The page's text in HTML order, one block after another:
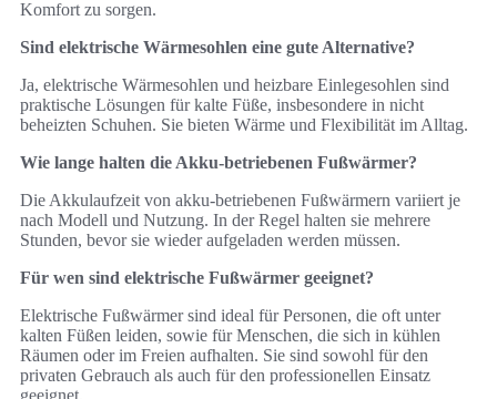
Komfort zu sorgen.
Sind elektrische Wärmesohlen eine gute Alternative?
Ja, elektrische Wärmesohlen und heizbare Einlegesohlen sind
praktische Lösungen für kalte Füße, insbesondere in nicht
beheizten Schuhen. Sie bieten Wärme und Flexibilität im Alltag.
Wie lange halten die Akku-betriebenen Fußwärmer?
Die Akkulaufzeit von akku-betriebenen Fußwärmern variiert je
nach Modell und Nutzung. In der Regel halten sie mehrere
Stunden, bevor sie wieder aufgeladen werden müssen.
Für wen sind elektrische Fußwärmer geeignet?
Elektrische Fußwärmer sind ideal für Personen, die oft unter
kalten Füßen leiden, sowie für Menschen, die sich in kühlen
Räumen oder im Freien aufhalten. Sie sind sowohl für den
privaten Gebrauch als auch für den professionellen Einsatz
geeignet.